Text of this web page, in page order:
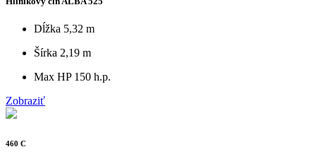
Dĺžka 5,32 m
Šírka 2,19 m
Max HP 150 h.p.
Zobraziť
460 C